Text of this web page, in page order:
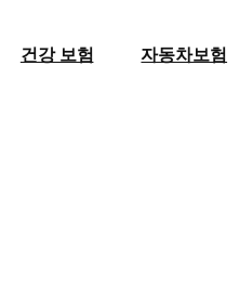
건강 보험 자동차보험